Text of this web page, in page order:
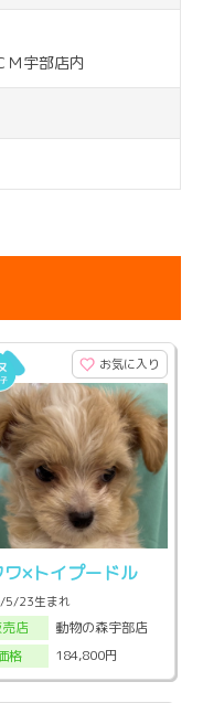
宇部店内
お気に入り
ワ×トイプードル
5/23生まれ
店
動物の森宇部店
格
184,800円